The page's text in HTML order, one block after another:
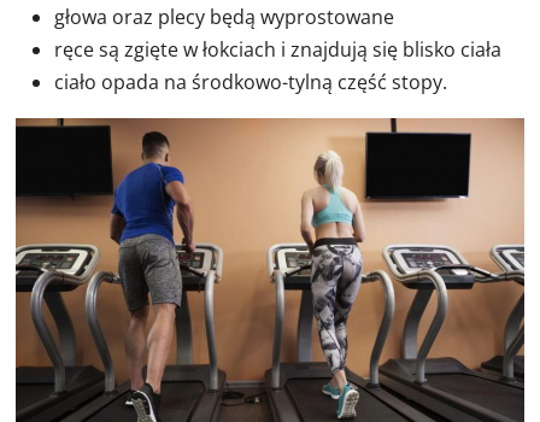
głowa oraz plecy będą wyprostowane
ręce są zgięte w łokciach i znajdują się blisko ciała
ciało opada na środkowo-tylną część stopy.